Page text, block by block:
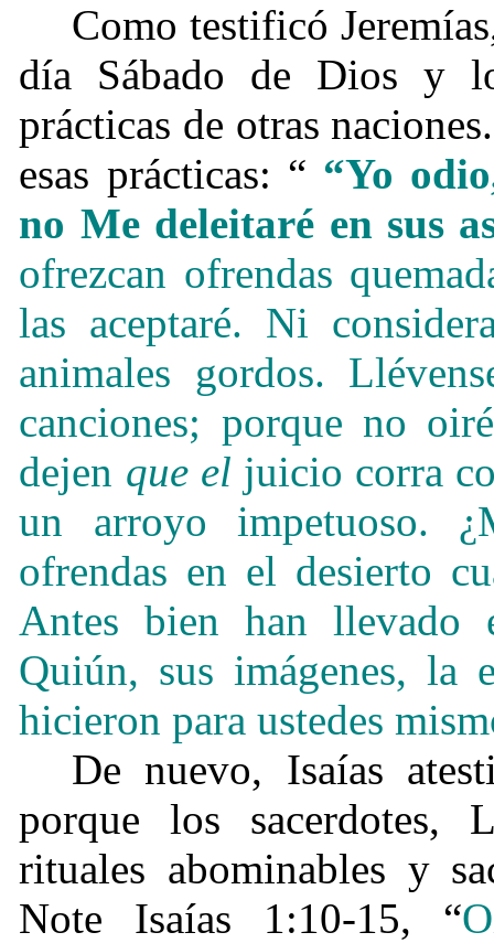
Como testificó
día Sábado de Dios y
prácticas de otras
esas prácticas: “ “Yo
no Me deleitaré en sus
ofrezcan ofrendas
las aceptaré. Ni
animales gordos.
canciones; porque no
dejen que el juicio corra
un arroyo impetuoso.
ofrendas en el desierto
Antes bien han
Quiún, sus imágenes, la
hicieron para ustedes
De nuevo, Isaías
porque los sacerdotes,
rituales abominables y
Note Isaías 1:10-15, “